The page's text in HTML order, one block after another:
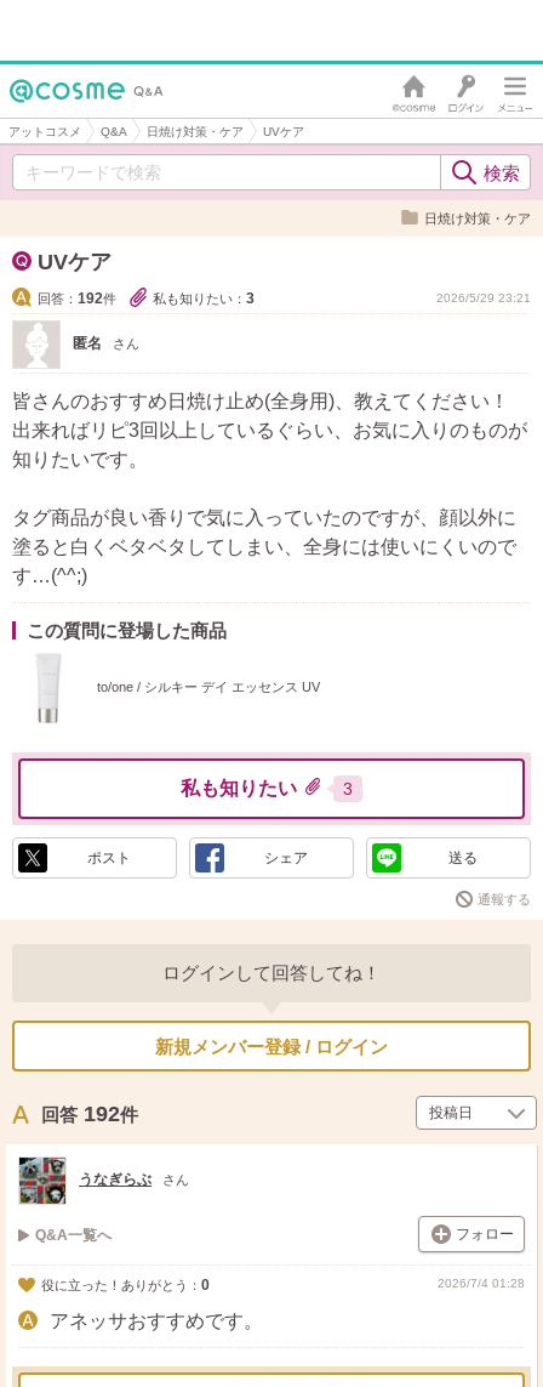
アットコスメ Q&A 日焼け対策・ケア UVケア
日焼け対策・ケア
UVケア
回答： 192件 私も知りたい： 3 2026/5/29 23:21
匿名 さん
皆さんのおすすめ日焼け止め(全身用)、教えてください！
出来ればリピ3回以上しているぐらい、お気に入りのものが
知りたいです。
タグ商品が良い香りで気に入っていたのですが、顔以外に
塗ると白くベタベタしてしまい、全身には使いにくいので
す…(^^;)
この質問に登場した商品
to/one / シルキー デイ エッセンス UV
私も知りたい 3
ポスト シェア 送る
通報する
ログインして回答してね！
新規メンバー登録 / ログイン
回答 192件
うなぎらぶ さん
Q&A一覧へ フォロー
役に立った！ありがとう： 0 2026/7/4 01:28
アネッサおすすめです。